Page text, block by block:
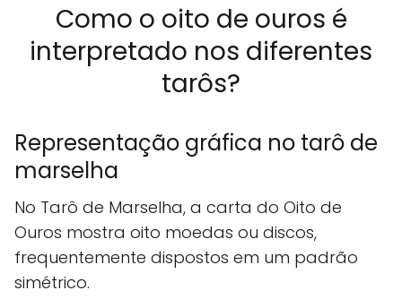
Como o oito de ouros é
interpretado nos diferentes
tarôs?
Representação gráfica no tarô de
marselha
No Tarô de Marselha, a carta do Oito de
Ouros mostra oito moedas ou discos,
frequentemente dispostos em um padrão
simétrico.